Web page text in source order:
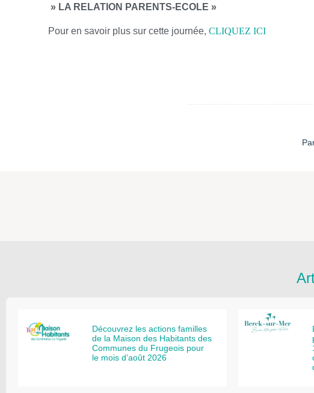
» LA RELATION PARENTS-ECOLE »
Pour en savoir plus sur cette journée, CLIQUEZ ICI
Découvrez les actions familles
de la Maison des Habitants des
Communes du Frugeois pour
le mois d’août 2026